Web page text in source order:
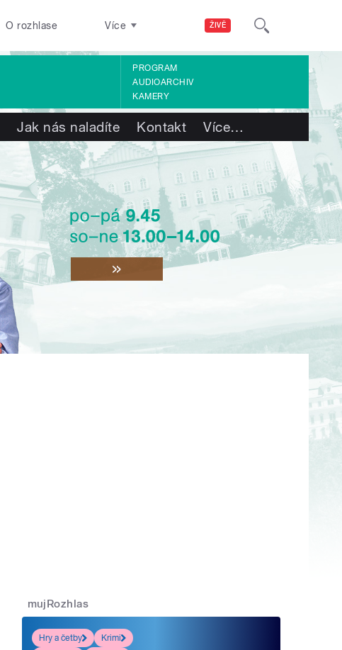
ŽIVĚ
O rozhlase Více
PROGRAM
AUDIOARCHIV
KAMERY
Jak nás naladíte Kontakt Více…
mujRozhlas
Hry a četby
Krimi